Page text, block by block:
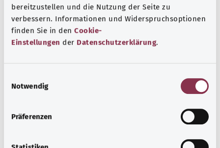
bereitzustellen und die Nutzung der Seite zu
verbessern. Informationen und Widerspruchsoptionen
finden Sie in den Cookie-
Einstellungen der Datenschutzerklärung.
Notwendig
Präferenzen